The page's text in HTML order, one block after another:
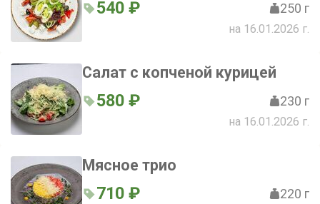
540 ₽ 250 г
на 16.01.2026 г.
Салат с копченой курицей
580 ₽ 230 г
на 16.01.2026 г.
Мясное трио
710 ₽ 220 г